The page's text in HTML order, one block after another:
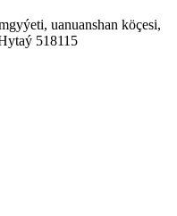
uanuanshan köçesi,
518115